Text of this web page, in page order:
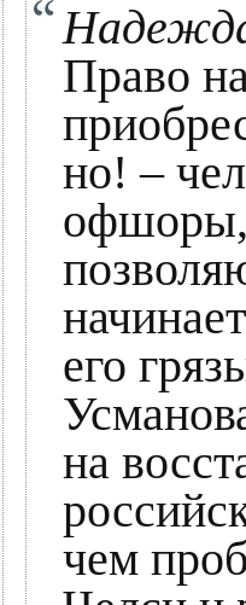
Право
но! –
офшоры,
его
на
чем